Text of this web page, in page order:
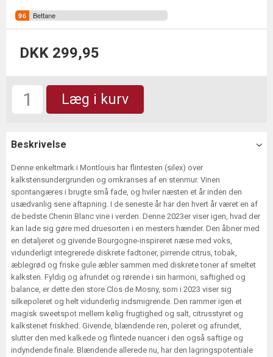
Bettane
DKK 299,95
Læg i kurv
Beskrivelse
Denne enkeltmark i Montlouis har flintesten (silex) over
kalkstensundergrunden og omkranses af en stenmur. Vinen
spontangæres i brugte små fade, og hviler næsten et år inden den
usædvanlig sene aftapning. I de seneste år har den hvert år været en af
de bedste Chenin Blanc vine i verden. Denne 2023er viser igen, hvad der
kan lade sig gøre med druesorten i en mesters hænder. Den åbner med
en detaljeret og givende Bourgogne-inspireret næse med voks,
vidunderligt integrerede diskrete fadtoner, pirrende citrus, tobak,
æblegrød og friske gule æbler sammen med diskrete toner af smeltet
kalksten. Fyldig og afrundet og rørende i sin harmoni, saftighed og
balance, er dette den store Clos de Mosny, som i 2023 viser sig
silkepoleret og helt vidunderlig indsmigrende. Den rammer igen et
magisk sweetspot mellem kølig frugtighed og salt, citrusstyret og
kalkstenet friskhed. Givende, blændende ren, poleret og afrundet,
slutter den med kalkede og flintede nuancer i den også saftige og
indyndende finale. Blændende allerede nu, har den lagringspotentiale